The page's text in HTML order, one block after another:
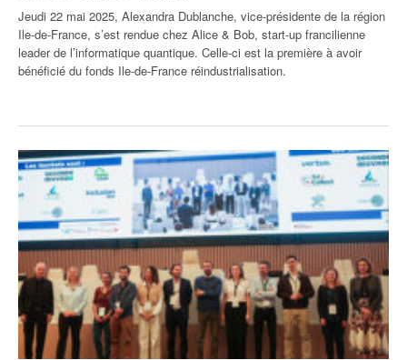
Jeudi 22 mai 2025, Alexandra Dublanche, vice-présidente de la région
Ile-de-France, s’est rendue chez Alice & Bob, start-up francilienne
leader de l’informatique quantique. Celle-ci est la première à avoir
bénéficié du fonds Ile-de-France réindustrialisation.